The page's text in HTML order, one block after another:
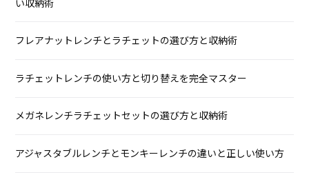
い収納術
フレアナットレンチとラチェットの選び方と収納術
ラチェットレンチの使い方と切り替えを完全マスター
メガネレンチラチェットセットの選び方と収納術
アジャスタブルレンチとモンキーレンチの違いと正しい使い方